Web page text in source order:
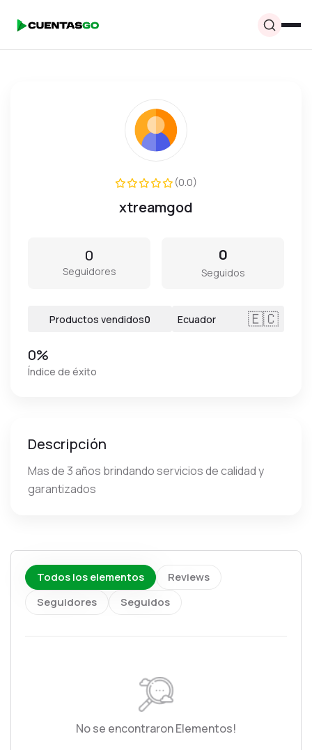
(0.0)
xtreamgod
0
Seguidores
0
Seguidos
Productos vendidos0 Ecuador 🇪🇨
0%
Índice de éxito
Descripción
Mas de 3 años brindando servicios de calidad y
garantizados
Todos los elementos
Reviews
Seguidores
Seguidos
No se encontraron Elementos!